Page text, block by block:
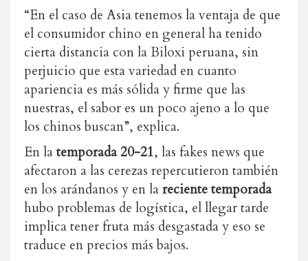
“En el caso de Asia tenemos la ventaja de que
el consumidor chino en general ha tenido
cierta distancia con la Biloxi peruana, sin
perjuicio que esta variedad en cuanto
apariencia es más sólida y firme que las
nuestras, el sabor es un poco ajeno a lo que
los chinos buscan”, explica.
En latemporada 20-21, las fakes news que
afectaron a las cerezas repercutieron también
en los arándanos y en lareciente temporada
hubo problemas de logística, el llegar tarde
implica tener fruta más desgastada y eso se
traduce en precios más bajos.